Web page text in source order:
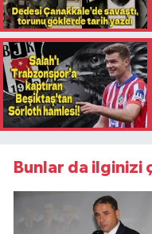
Bunlar da ilginizi